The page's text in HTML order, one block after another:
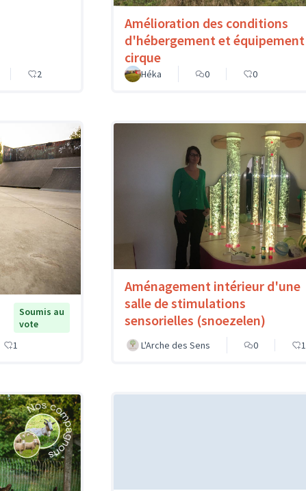
2
Amélioration des conditions
d'hébergement et équipement
cirque
Héka 0 0
Soumis au
vote
1
Aménagement intérieur d'une
salle de stimulations
sensorielles (snoezelen)
L'Arche des Sens 0 1